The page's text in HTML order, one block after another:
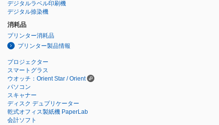
デジタルラベル印刷機
デジタル捺染機
消耗品
プリンター消耗品
プリンター製品情報
プロジェクター
スマートグラス
ウオッチ：Orient Star / Orient
パソコン
スキャナー
ディスク デュプリケーター
乾式オフィス製紙機 PaperLab
会計ソフト